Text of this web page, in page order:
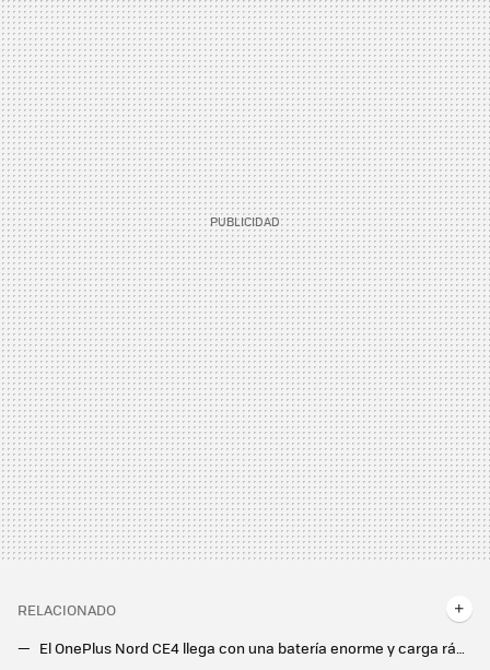
RELACIONADO